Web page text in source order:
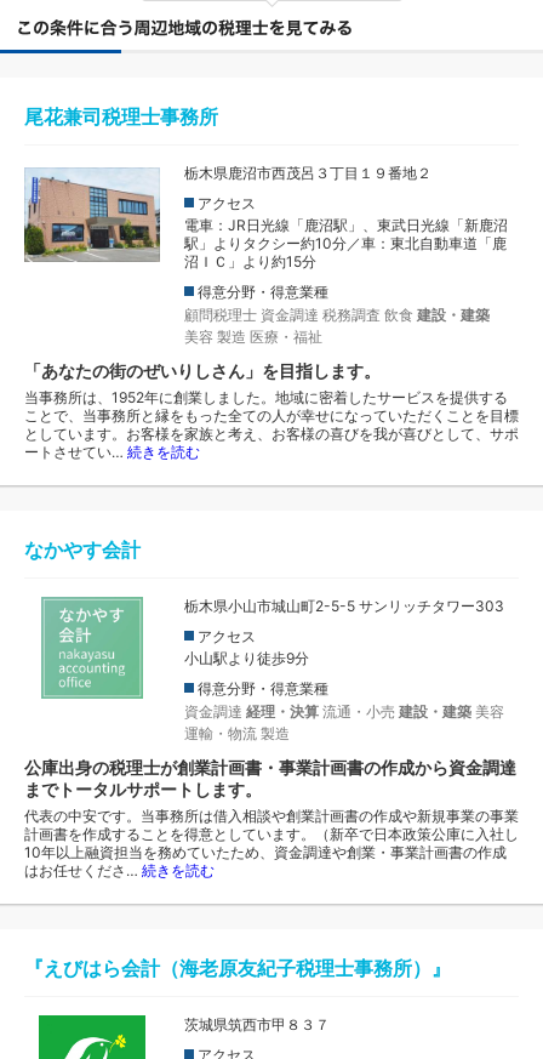
尾花兼司税理士事務所
栃木県鹿沼市西茂呂３丁目１９番地２
アクセス
電車：JR日光線「鹿沼駅」、東武日光線「新鹿沼
駅」よりタクシー約10分／車：東北自動車道「鹿
沼ＩＣ」より約15分
得意分野・得意業種
顧問税理士 資金調達 税務調査 飲食 建設・建築
美容 製造 医療・福祉
「あなたの街のぜいりしさん」を目指します。
当事務所は、1952年に創業しました。地域に密着したサービスを提供する
ことで、当事務所と縁をもった全ての人が幸せになっていただくことを目標
としています。お客様を家族と考え、お客様の喜びを我が喜びとして、サポ
ートさせてい… 続きを読む
なかやす会計
栃木県小山市城山町2-5-5 サンリッチタワー303
アクセス
小山駅より徒歩9分
得意分野・得意業種
資金調達 経理・決算 流通・小売 建設・建築 美容
運輸・物流 製造
公庫出身の税理士が創業計画書・事業計画書の作成から資金調達
までトータルサポートします。
代表の中安です。当事務所は借入相談や創業計画書の作成や新規事業の事業
計画書を作成することを得意としています。（新卒で日本政策公庫に入社し
10年以上融資担当を務めていたため、資金調達や創業・事業計画書の作成
はお任せくださ… 続きを読む
『えびはら会計（海老原友紀子税理士事務所）』
茨城県筑西市甲８３７
アクセス